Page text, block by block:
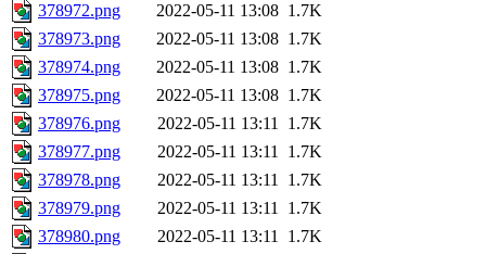
378972.png
2022-05-11 13:08 1.7K
378973.png
2022-05-11 13:08 1.7K
378974.png
2022-05-11 13:08 1.7K
378975.png
2022-05-11 13:08 1.7K
378976.png
2022-05-11 13:11 1.7K
378977.png
2022-05-11 13:11 1.7K
378978.png
2022-05-11 13:11 1.7K
378979.png
2022-05-11 13:11 1.7K
378980.png
2022-05-11 13:11 1.7K